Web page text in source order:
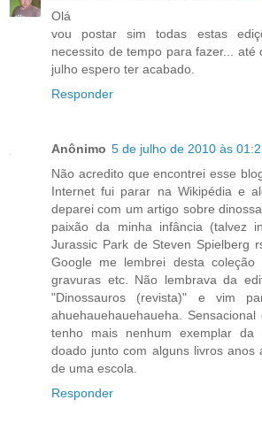
Olá
vou postar sim todas estas
necessito de tempo para fazer... até
julho espero ter acabado.
Responder
Anônimo 5 de julho de 2010 às
Não acredito que encontrei esse
Internet fui parar na Wikipédia e
deparei com um artigo sobre
paixão da minha infância (talvez
Jurassic Park de Steven Spielberg
Google me lembrei desta
gravuras etc. Não lembrava da
"Dinossauros (revista)" e vim
ahuehauehauehaueha.
tenho mais nenhum exemplar
doado junto com alguns livros anos
de uma escola.
Responder